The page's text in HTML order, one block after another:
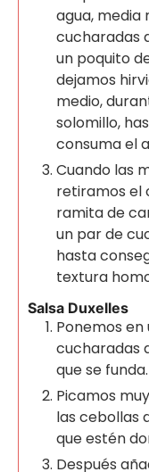
agua, media
cucharadas
un poquito
dejamos
medio,
solomillo,
consuma el
Cuando las
retiramos el
ramita de
un par de
hasta
textura
Salsa Duxelles
Ponemos
cucharadas
que se funda.
Picamos
las cebollas
que estén
Después